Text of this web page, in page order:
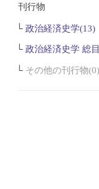
刊行物
政治経済史学(13)
政治経済史学 総
その他の刊行物